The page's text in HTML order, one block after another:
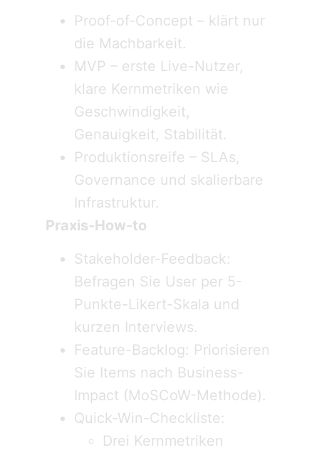
Proof-of-Concept – klärt nur
die Machbarkeit.
MVP – erste Live-Nutzer,
klare Kernmetriken wie
Geschwindigkeit,
Genauigkeit, Stabilität.
Produktionsreife – SLAs,
Governance und skalierbare
Infrastruktur.
Praxis-How-to
Stakeholder-Feedback:
Befragen Sie User per 5-
Punkte-Likert-Skala und
kurzen Interviews.
Feature-Backlog: Priorisieren
Sie Items nach Business-
Impact (MoSCoW-Methode).
Quick-Win-Checkliste:
Drei Kernmetriken